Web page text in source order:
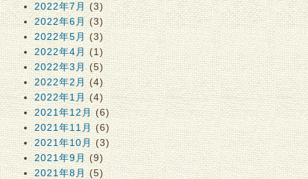
2022年7月(3)
2022年6月 (3)
2022年5月(3)
2022年4月 (1)
2022年3月(5)
2022年2月 (4)
2022年1月(4)
2021年12月 (6)
2021年11月(6)
2021年10月 (3)
2021年9月 (9)
2021年8月(5)